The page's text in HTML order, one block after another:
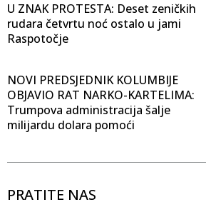
U ZNAK PROTESTA: Deset zeničkih
rudara četvrtu noć ostalo u jami
Raspotočje
NOVI PREDSJEDNIK KOLUMBIJE
OBJAVIO RAT NARKO-KARTELIMA:
Trumpova administracija šalje
milijardu dolara pomoći
PRATITE NAS